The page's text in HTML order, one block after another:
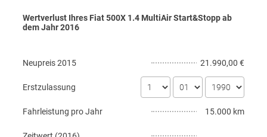
Wertverlust Ihres Fiat 500X 1.4 MultiAir Start&Stopp ab
dem Jahr2016
Neupreis2015 21.990,00 €
Erstzulassung
Fahrleistung pro Jahr 15.000 km